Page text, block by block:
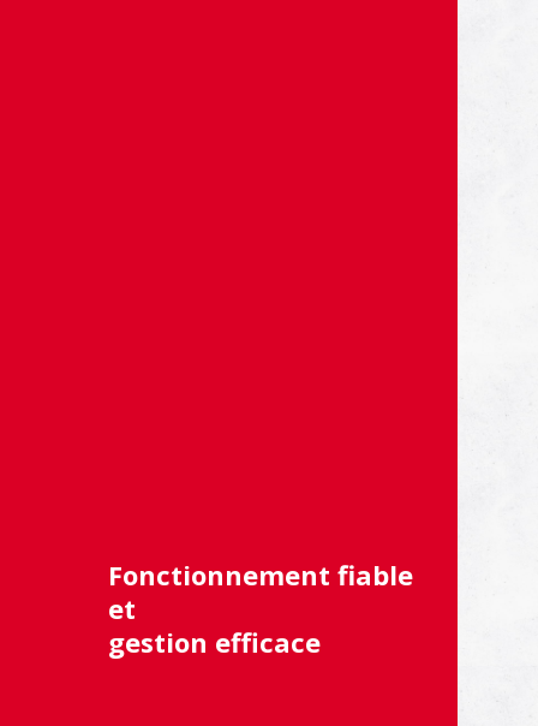
Fonctionnement fiable
et
gestion efficace